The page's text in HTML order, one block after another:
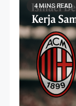
4 MINS READ